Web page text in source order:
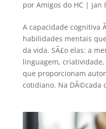
por Amigos do HC | jan
A capacidade cognitiva
habilidades mentais
da vida. SÃ£o elas: a
linguagem,
que proporcionam
cotidiano. Na DÃ©cada